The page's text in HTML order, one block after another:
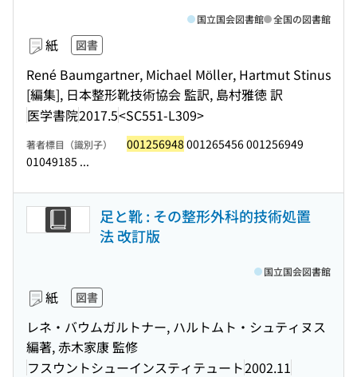
紙 図書
René Baumgartner, Michael Möller, Hartmut Stinus
[編集], 日本整形靴技術協会 監訳, 島村雅徳 訳
医学書院2017.5<SC551-L309>
国立国会図書館 全国の図書館
著者標目（識別子） 001256948 001265456 001256949
01049185 ...
足と靴 : その整形外科的技術処置
法 改訂版
紙 図書
レネ・バウムガルトナー, ハルトムト・シュティヌス
編著, 赤木家康 監修
フスウントシューインスティテュート2002.11
国立国会図書館